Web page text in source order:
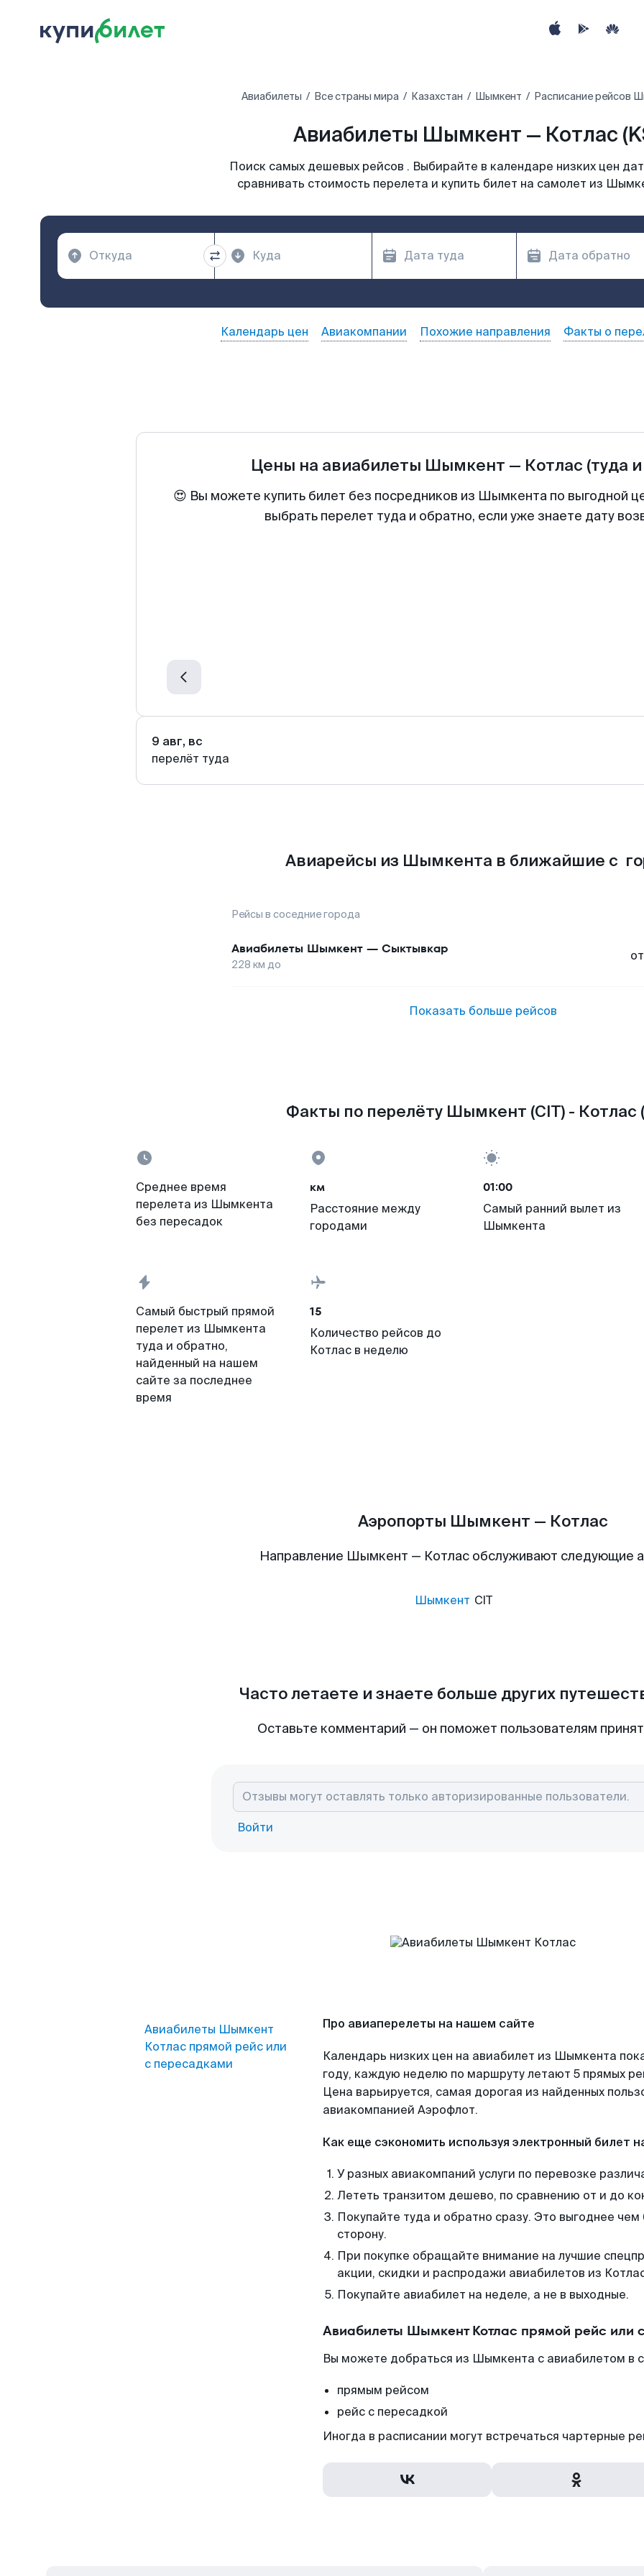
Авиабилеты Все страны мира Казахстан Шымкент Расписание рейсов
Авиабилеты Шымкент — Котлас
Поиск самых дешевых рейсов . Выбирайте в календаре низких цен
сравнивать стоимость перелета и купить билет на самолет из
Календарь цен Авиакомпании Похожие направления Факты о
Цены на авиабилеты Шымкент — Котлас (туда
😍 Вы можете купить билет без посредников из Шымкента по выгодной
выбрать перелет туда и обратно, если уже знаете дату
9 авг, вс
перелёт туда
Авиарейсы из Шымкента в ближайшие с
Рейсы в соседние города
Авиабилеты Шымкент — Сыктывкар
228 км до
от
Показать больше рейсов
Факты по перелёту Шымкент (CIT) - Котлас
Среднее время
перелета из Шымкента
без пересадок
км
Расстояние между
городами
01:00
Самый ранний вылет из
Шымкента
Самый быстрый прямой
перелет из Шымкента
туда и обратно,
найденный на нашем
сайте за последнее
время
15
Количество рейсов до
Котлас в неделю
Аэропорты Шымкент — Котлас
Направление Шымкент — Котлас обслуживают следующие
Шымкент CIT
Часто летаете и знаете больше других
Оставьте комментарий — он поможет пользователям
Войти
Авиабилеты Шымкент
Котлас прямой рейс или
с пересадками
Про авиаперелеты на нашем сайте
Календарь низких цен на авиабилет из Шымкента
году, каждую неделю по маршруту летают 5 прямых
Цена варьируется, самая дорогая из найденных
авиакомпанией Аэрофлот.
Как еще сэкономить используя электронный билет
У разных авиакомпаний услуги по перевозке
Лететь транзитом дешево, по сравнению от и до
Покупайте туда и обратно сразу. Это выгоднее
сторону.
При покупке обращайте внимание на лучшие
акции, скидки и распродажи авиабилетов из
Покупайте авиабилет на неделе, а не в выходные.
Авиабилеты Шымкент Котлас прямой рейс или
Вы можете добраться из Шымкента с авиабилетом в
прямым рейсом
рейс с пересадкой
Иногда в расписании могут встречаться чартерные